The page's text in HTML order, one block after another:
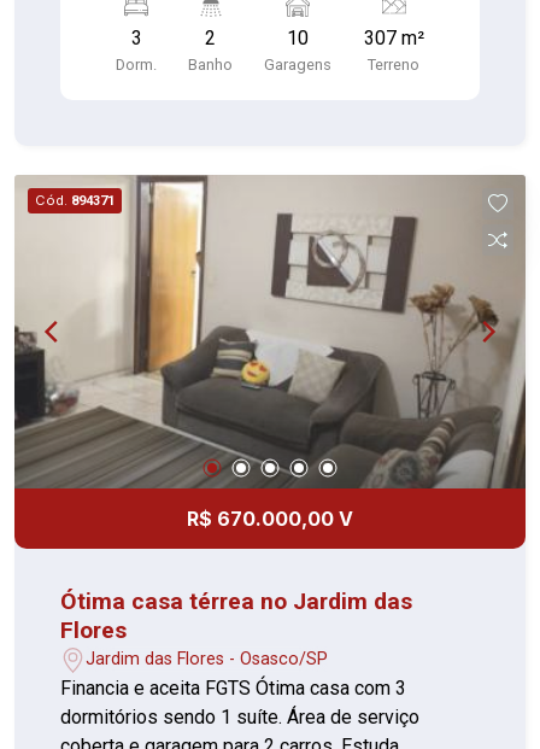
lavabo e churrasqueira. Casa 02: 01 dormitório,
sala, cozinha, banheiro e quintal. Salão comercial
grande. Total de 307,00 m², sendo 10,00 m de
3
Dorm.
2
Banho
10
Garagens
307 m²
Terreno
Cód. 894371
R$ 670.000,00 V
Ótima casa térrea no Jardim das
Flores
Jardim das Flores - Osasco/SP
Financia e aceita FGTS Ótima casa com 3
dormitórios sendo 1 suíte. Área de serviço